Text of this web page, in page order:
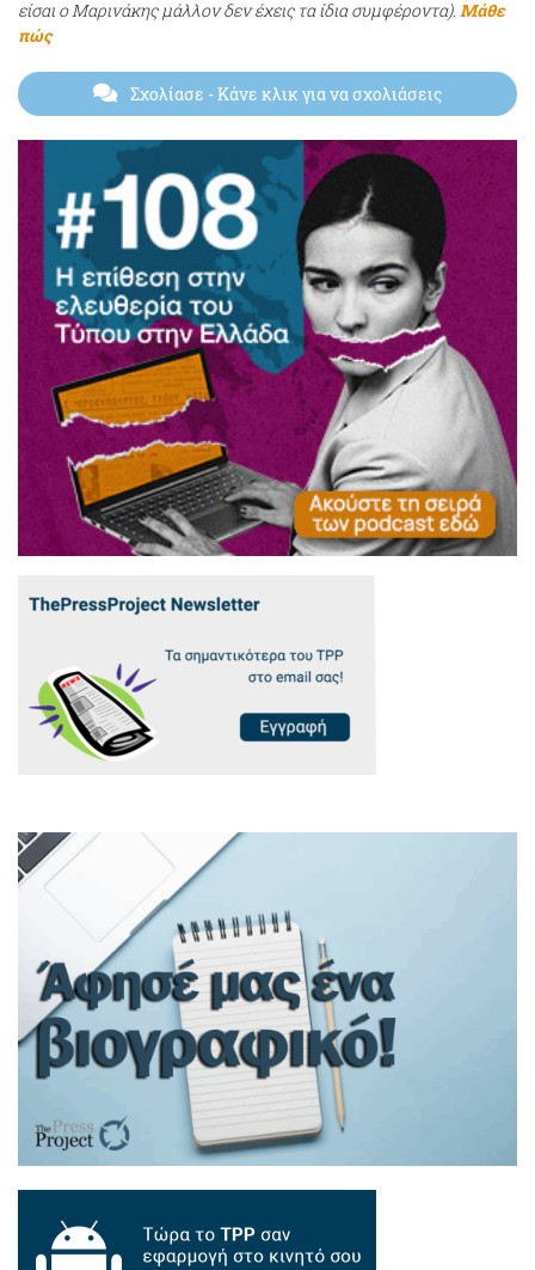
είσαι ο Μαρινάκης μάλλον δεν έχεις τα ίδια συμφέροντα). Μάθε
πώς
Σχολίασε - Κάνε κλικ για να σχολιάσεις